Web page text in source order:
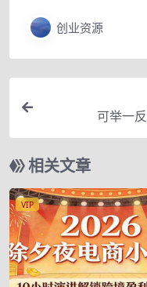
创业资源
可举一
相关文章
VIP